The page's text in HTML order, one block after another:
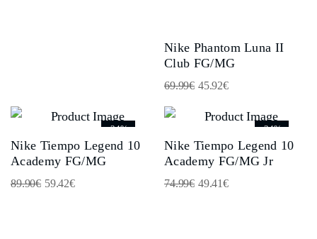
Nike Phantom Luna II
Club FG/MG
69.99€ 45.92€
-34%
Nike Tiempo Legend 10
Academy FG/MG
89.90€ 59.42€
-34%
Nike Tiempo Legend 10
Academy FG/MG Jr
74.99€ 49.41€